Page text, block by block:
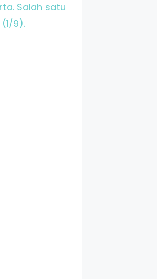
Salah satu
9).